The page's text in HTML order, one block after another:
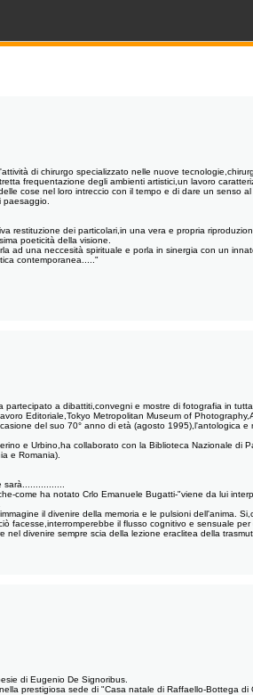
di chirurgo specializzato nelle nuove
frequentazione degli ambienti artistici,un lavoro
cose nel loro intreccio con il tempo e di dare un senso
paesaggio.
restituzione dei particolari,in una vera e propria
poeticità della visione.
ad una neccesità spirituale e porla in sinergia con un
contemporanea....."
a dibattiti,convegni e mostre di fotografia in
Editoriale,Tokyo Metropolitan Museum of
del suo 70° anno di età (agosto 1995),l'antologica e
e Urbino,ha collaborato con la Biblioteca Nazionale di
e Romania).
come ha notato Crlo Emanuele Bugatti-"viene da lui
il divenire della memoria e le pulsioni dell'anima.
facesse,interromperebbe il flusso cognitivo e sensuale
divenire sempre scia della lezione eraclitea della
di Eugenio De Signoribus.
prestigiosa sede di "Casa natale di Raffaello-Bottega di